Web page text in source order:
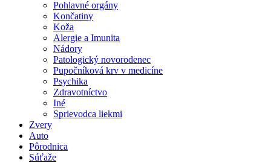
Pohlavné orgány
Končatiny
Koža
Alergie a Imunita
Nádory
Patologický novorodenec
Pupočníková krv v medicíne
Psychika
Zdravotníctvo
Iné
Sprievodca liekmi
Zvery
Auto
Pôrodnica
Súťaže